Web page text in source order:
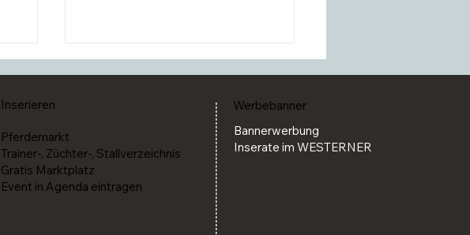
Cutting & Reining S Cow Classic
Inserieren
Pferdemarkt
Trainer-, Züchter-, Stallverzeichnis
Gratis Marktplatz
Event in Agenda eintragen
Werbebanner
Bannerwerbung
Inserate im WESTERNER